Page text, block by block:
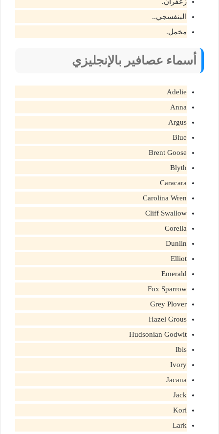
البنفسجي..
مخمل.
أسماء عصافير بالإنجليزي
Adelie
Anna
Argus
Blue
Brent Goose
Blyth
Caracara
Carolina Wren
Cliff Swallow
Corella
Dunlin
Elliot
Emerald
Fox Sparrow
Grey Plover
Hazel Grous
Hudsonian Godwit
Ibis
Ivory
Jacana
Jack
Kori
Lark